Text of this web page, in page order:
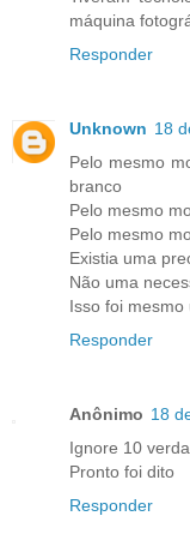
máquina
Responder
Unknown 18
Pelo mesmo
branco
Pelo mesmo
Pelo mesmo
Existia uma
Não uma
Isso foi
Responder
Anônimo 18
Ignore 10
Pronto foi dito
Responder